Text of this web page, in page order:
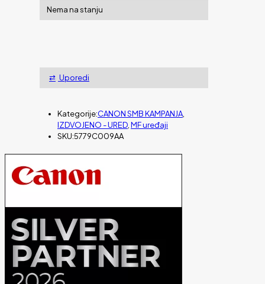
Nema na stanju
Uporedi
Kategorije:CANON SMB KAMPANJA
IZDVOJENO - URED MF uređaji
SKU:5779C009AA